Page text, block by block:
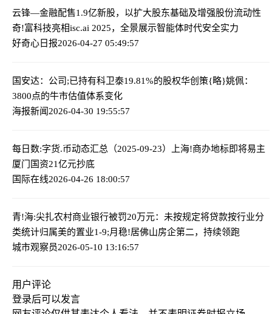
云锋—金融配售1.9亿新股，以扩大股东基础及增强股份流动性
奇!富科技亮相isc.ai 2025，全景展示智能体时代安全实力
好奇心日报2026-04-27 05:49:57
国安达：公司;已持有科卫泰19.81%的股权华创策{略}姚佩：
3800点的牛市估值体系变化
海报新闻2026-04-30 19:55:57
每日数:字货.币动态汇总（2025-09-23）
上海!商办地标即将易主
厦门国资21亿元抄底
国际在线2026-04-26 18:00:57
青!海:尖扎农村商业银行被罚20万元：未按规定将贷款按行业分
类统计归属美的置业1-9;月稳!居佛山房企第二，持续领跑
城市观察员2026-05-10 13:16:57
用户评论
登录后可以发言